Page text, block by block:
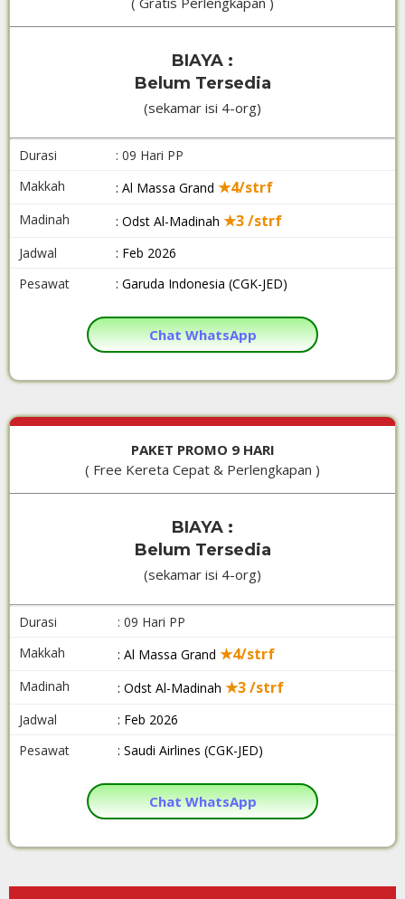
BIAYA :
Belum Tersedia
(sekamar isi 4-org)
Durasi
: 09 Hari PP
Makkah
: Al Massa Grand ★4/strf
Madinah : Odst Al-Madinah ★3 /strf
Jadwal
: Feb 2026
Pesawat
: Garuda Indonesia (CGK-JED)
Chat WhatsApp
PAKET PROMO 9 HARI
( Free Kereta Cepat & Perlengkapan )
BIAYA :
Belum Tersedia
(sekamar isi 4-org)
Durasi
: 09 Hari PP
Makkah
: Al Massa Grand ★4/strf
Madinah : Odst Al-Madinah ★3 /strf
Jadwal
: Feb 2026
Pesawat
: Saudi Airlines (CGK-JED)
Chat WhatsApp